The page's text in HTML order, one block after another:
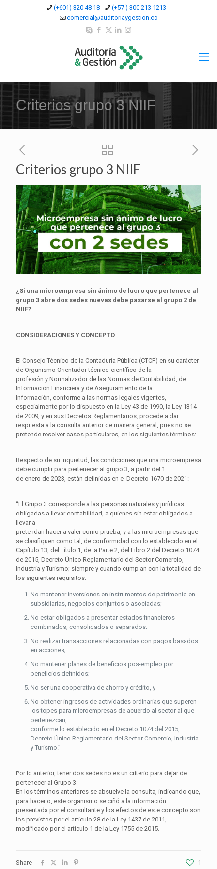
(+601) 320 48 18
(+57 ) 300 213 1213
comercial@auditoriaygestion.co
Criterios grupo 3 NIIF
Criterios grupo 3 NIIF
¿Si una microempresa sin ánimo de lucro que pertenece al
grupo 3 abre dos sedes nuevas debe pasarse al grupo 2 de
NIIF?
CONSIDERACIONES Y CONCEPTO
El Consejo Técnico de la Contaduría Pública (CTCP) en su carácter
de Organismo Orientador técnico-científico de la
profesión y Normalizador de las Normas de Contabilidad, de
Información Financiera y de Aseguramiento de la
Información, conforme a las normas legales vigentes,
especialmente por lo dispuesto en la Ley 43 de 1990, la Ley 1314
de 2009, y en sus Decretos Reglamentarios, procede a dar
respuesta a la consulta anterior de manera general, pues no se
pretende resolver casos particulares, en los siguientes términos:
Respecto de su inquietud, las condiciones que una microempresa
debe cumplir para pertenecer al grupo 3, a partir del 1
de enero de 2023, están definidas en el Decreto 1670 de 2021:
“El Grupo 3 corresponde a las personas naturales y jurídicas
obligadas a llevar contabilidad, a quienes sin estar obligados a
llevarla
pretendan hacerla valer como prueba, y a las microempresas que
se clasifiquen como tal, de conformidad con lo establecido en el
Capítulo 13, del Título 1, de la Parte 2, del Libro 2 del Decreto 1074
de 2015, Decreto Único Reglamentario del Sector Comercio,
Industria y Turismo; siempre y cuando cumplan con la totalidad de
los siguientes requisitos:
No mantener inversiones en instrumentos de patrimonio en
subsidiarias, negocios conjuntos o asociadas;
No estar obligados a presentar estados financieros
combinados, consolidados o separados;
No realizar transacciones relacionadas con pagos basados
en acciones;
No mantener planes de beneficios pos-empleo por
beneficios definidos;
No ser una cooperativa de ahorro y crédito, y
No obtener ingresos de actividades ordinarias que superen
los topes para microempresas de acuerdo al sector al que
pertenezcan,
conforme lo establecido en el Decreto 1074 del 2015,
Decreto Único Reglamentario del Sector Comercio, Industria
y Turismo.”
Por lo anterior, tener dos sedes no es un criterio para dejar de
pertenecer al Grupo 3.
En los términos anteriores se absuelve la consulta, indicando que,
para hacerlo, este organismo se ciñó a la información
presentada por el consultante y los efectos de este concepto son
los previstos por el artículo 28 de la Ley 1437 de 2011,
modificado por el artículo 1 de la Ley 1755 de 2015.
Share 1